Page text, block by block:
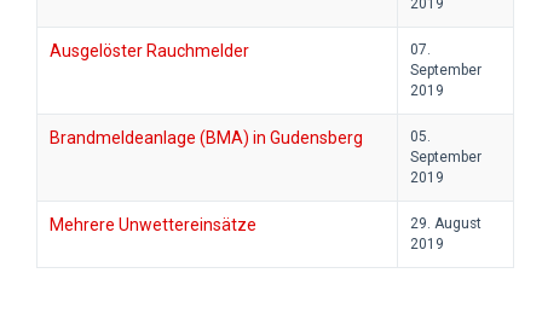
2019
Ausgelöster Rauchmelder
07.
September
2019
Brandmeldeanlage (BMA) in Gudensberg
05.
September
2019
Mehrere Unwettereinsätze
29. August
2019